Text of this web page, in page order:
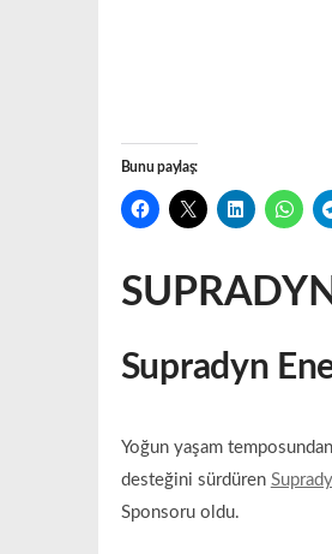
Bunu paylaş:
Supradyn
Yoğun yaşam
desteğini sürdüren
Sponsoru oldu.